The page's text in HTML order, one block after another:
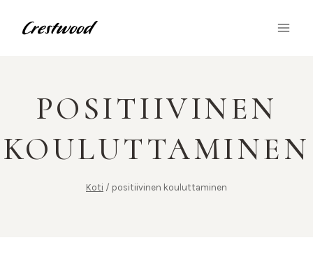
sisältöön
POSITIIVINEN
KOULUTTAMINEN
Koti / positiivinen kouluttaminen